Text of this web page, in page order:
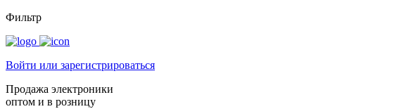
Фильтр
Войти или зарегистрироваться
Продажа электроники
оптом и в розницу